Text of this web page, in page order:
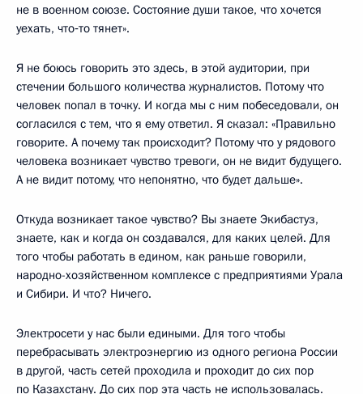
не в военном союзе. Состояние души такое, что хочется
уехать, что‑то тянет».
Я не боюсь говорить это здесь, в этой аудитории, при
стечении большого количества журналистов. Потому что
человек попал в точку. И когда мы с ним побеседовали, он
согласился с тем, что я ему ответил. Я сказал: «Правильно
говорите. А почему так происходит? Потому что у рядового
человека возникает чувство тревоги, он не видит будущего.
А не видит потому, что непонятно, что будет дальше».
Откуда возникает такое чувство? Вы знаете Экибастуз,
знаете, как и когда он создавался, для каких целей. Для
того чтобы работать в едином, как раньше говорили,
народно-хозяйственном комплексе с предприятиями Урала
и Сибири. И что? Ничего.
Электросети у нас были едиными. Для того чтобы
перебрасывать электроэнергию из одного региона России
в другой, часть сетей проходила и проходит до сих пор
по Казахстану. До сих пор эта часть не использовалась.